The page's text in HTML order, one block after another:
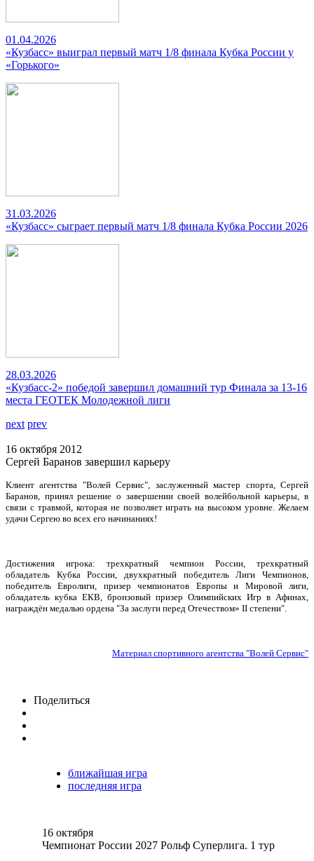
01.04.2026
«Кузбасс» выиграл первый матч 1/8 финала Кубка России у
«Горького»
31.03.2026
«Кузбасс» сыграет первый матч 1/8 финала Кубка России 2026
28.03.2026
«Кузбасс-2» победой завершил домашний тур Финала за 13-16
места ГЕОТЕК Молодежной лиги
next prev
16 октября 2012
Сергей Баранов завершил карьеру
Клиент агентства "Волей Сервис", заслуженный мастер спорта, Сергей
Баранов, принял решение о завершении своей волейбольной карьеры, в
связи с травмой, которая не позволяет играть на высоком уровне. Желаем
удачи Сергею во всех его начинаниях!
Достижения игрока: трехкратный чемпион России, трехкратный
обладатель Кубка России, двухкратный победитель Лиги Чемпионов,
победитель Евролиги, призер чемпионатов Европы и Мировой лиги,
обладатель кубка ЕКВ, бронзовый призер Олимпийских Игр в Афинах,
награждён медалью ордена "За заслуги перед Отечеством» II степени".
Материал спортивного агентства "Волей Сервис"
Поделиться
ближайшая игра
последняя игра
16 октября
Чемпионат России 2027 Рольф Суперлига. 1 тур